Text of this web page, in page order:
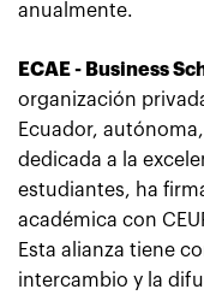
anualmente.
ECAE - Business
organización
Ecuador,
dedicada a la
estudiantes, ha
académica con
Esta alianza tiene
intercambio y la